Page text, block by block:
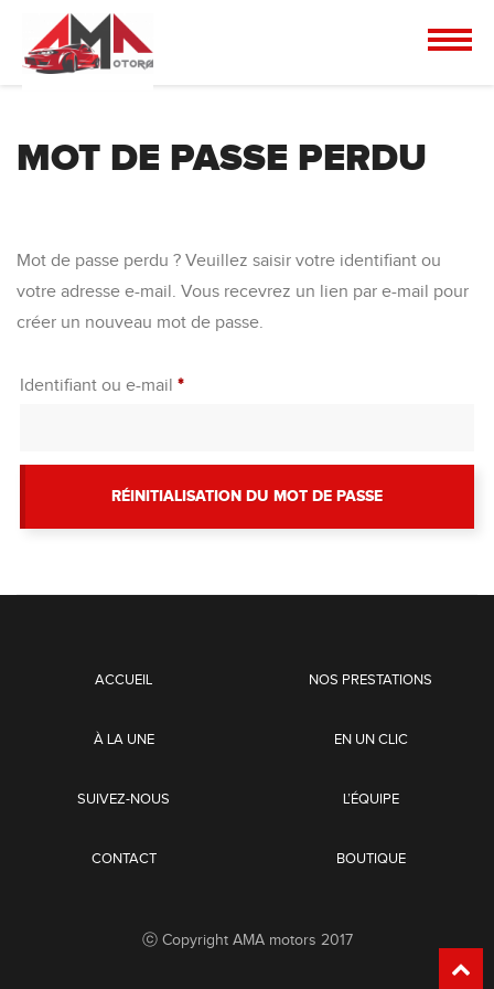
MOT DE PASSE PERDU
Mot de passe perdu ? Veuillez saisir votre identifiant ou
votre adresse e-mail. Vous recevrez un lien par e-mail pour
créer un nouveau mot de passe.
Identifiant ou e-mail *Obligatoire
RÉINITIALISATION DU MOT DE PASSE
ACCUEIL NOS PRESTATIONS
À LA UNE EN UN CLIC
SUIVEZ-NOUS L’ÉQUIPE
CONTACT BOUTIQUE
ⓒ Copyright AMA motors 2017